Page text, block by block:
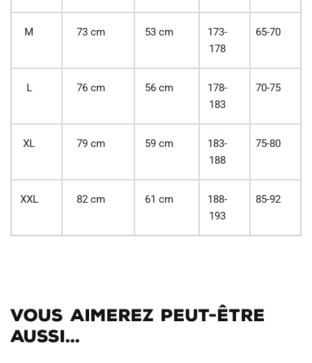
M 73 cm 53 cm
173-
178
65-70
L 76 cm 56 cm
178-
183
70-75
XL 79 cm 59 cm
183-
188
75-80
XXL 82 cm 61 cm
188-
193
85-92
Vous aimerez peut-être
aussi...